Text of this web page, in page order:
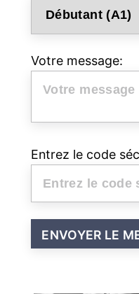
Votre message:
Entrez le code